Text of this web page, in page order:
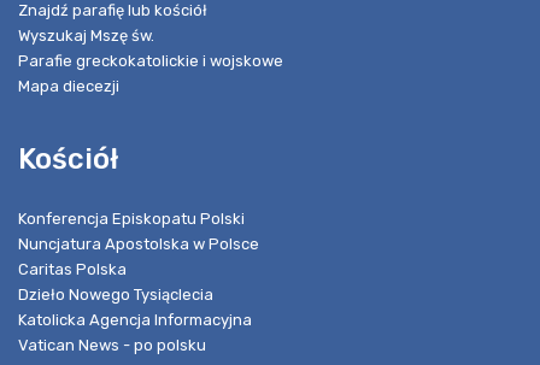
Znajdź parafię lub kościół
Wyszukaj Mszę św.
Parafie greckokatolickie i wojskowe
Mapa diecezji
Kościół
Konferencja Episkopatu Polski
Nuncjatura Apostolska w Polsce
Caritas Polska
Dzieło Nowego Tysiąclecia
Katolicka Agencja Informacyjna
Vatican News - po polsku